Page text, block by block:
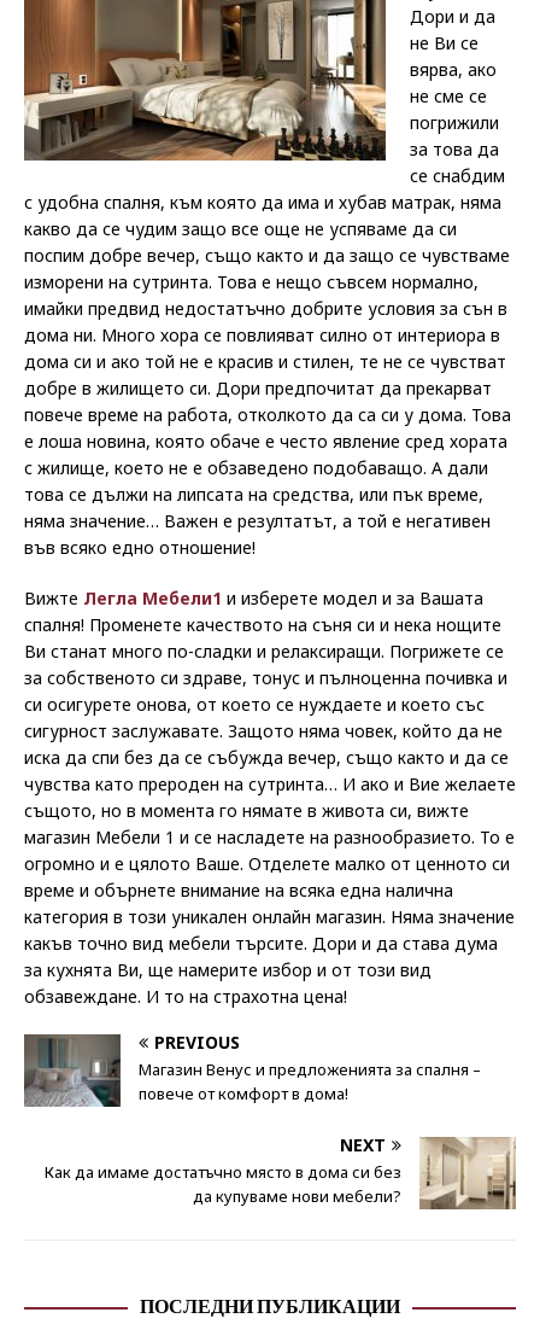
Дори и да
не Ви се
вярва, ако
не сме се
погрижили
за това да
се снабдим
с удобна спалня, към която да има и хубав матрак, няма
какво да се чудим защо все още не успяваме да си
поспим добре вечер, също както и да защо се чувстваме
изморени на сутринта. Това е нещо съвсем нормално,
имайки предвид недостатъчно добрите условия за сън в
дома ни. Много хора се повлияват силно от интериора в
дома си и ако той не е красив и стилен, те не се чувстват
добре в жилището си. Дори предпочитат да прекарват
повече време на работа, отколкото да са си у дома. Това
е лоша новина, която обаче е често явление сред хората
с жилище, което не е обзаведено подобаващо. А дали
това се дължи на липсата на средства, или пък време,
няма значение… Важен е резултатът, а той е негативен
във всяко едно отношение!
Вижте Легла Мебели1 и изберете модел и за Вашата
спалня! Променете качеството на съня си и нека нощите
Ви станат много по-сладки и релаксиращи. Погрижете се
за собственото си здраве, тонус и пълноценна почивка и
си осигурете онова, от което се нуждаете и което със
сигурност заслужавате. Защото няма човек, който да не
иска да спи без да се събужда вечер, също както и да се
чувства като прероден на сутринта… И ако и Вие желаете
същото, но в момента го нямате в живота си, вижте
магазин Мебели 1 и се насладете на разнообразието. То е
огромно и е цялото Ваше. Отделете малко от ценното си
време и обърнете внимание на всяка една налична
категория в този уникален онлайн магазин. Няма значение
какъв точно вид мебели търсите. Дори и да става дума
за кухнята Ви, ще намерите избор и от този вид
обзавеждане. И то на страхотна цена!
PREVIOUS
Магазин Венус и предложенията за спалня –
повече от комфорт в дома!
NEXT
Как да имаме достатъчно място в дома си без
да купуваме нови мебели?
ПОСЛЕДНИ ПУБЛИКАЦИИ